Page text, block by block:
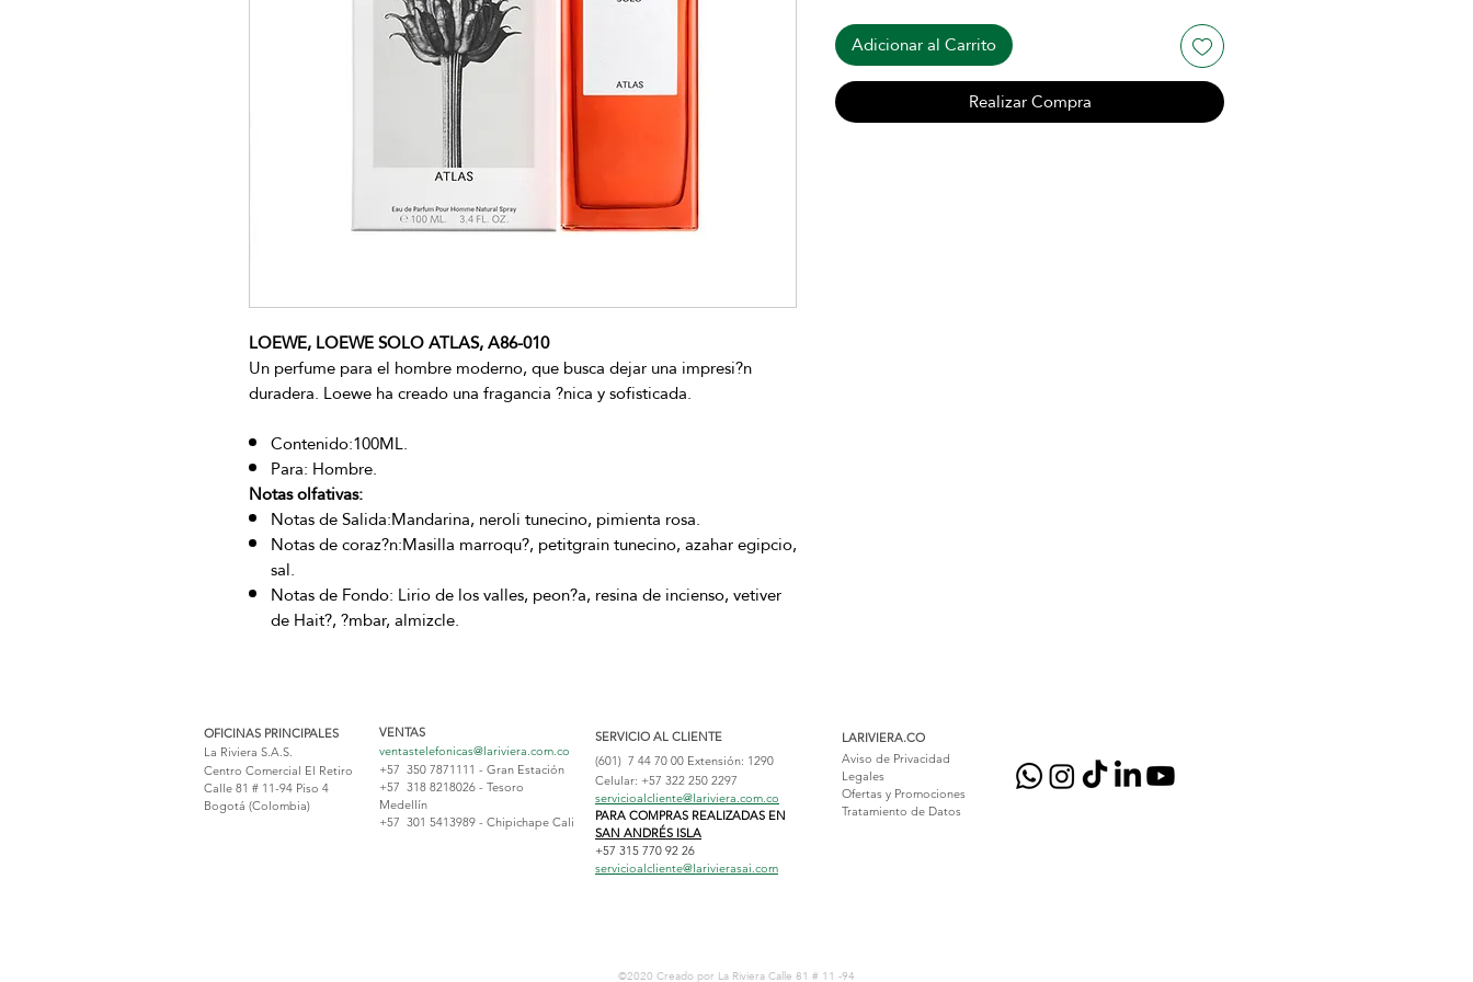
LOEWE, LOEWE SOLO ATLAS, A86-010
Un perfume para el hombre moderno, que busca dejar una impresi?n
duradera. Loewe ha creado una fragancia ?nica y sofisticada.
Contenido:100ML.
Para: Hombre.
Notas olfativas:
Notas de Salida:Mandarina, neroli tunecino, pimienta rosa.
Notas de coraz?n:Masilla marroqu?, petitgrain tunecino, azahar egipcio,
sal.
Notas de Fondo: Lirio de los valles, peon?a, resina de incienso, vetiver
de Hait?, ?mbar, almizcle.
Adicionar al Carrito
Realizar Compra
OFICINAS PRINCIPALES
La Riviera S.A.S.
Centro Comercial El Retiro
Calle 81 # 11-94 Piso 4
Bogotá (Colombia)
VENTAS
ventastelefonicas@lariviera.com.co
+57 350 7871111 - Gran Estación
+57 318 8218026 - Tesoro
Medellín
+57 301 5413989 - Chipichape Cali
SERVICIO AL CLIENTE
(601) 7 44 70 00 Extensión: 1290
Celular: +57 322 250 2297
servicioalcliente@lariviera.com.co
PARA COMPRAS REALIZADAS EN
SAN ANDRÉS ISLA
+57 315 770 92 26
servicioalcliente@larivierasai.com
LARIVIERA.CO
Aviso de Privacidad
Legales
Ofertas y Promociones
Tratamiento de Datos
©2020 Creado por La RivieraCalle 81 # 11 -94